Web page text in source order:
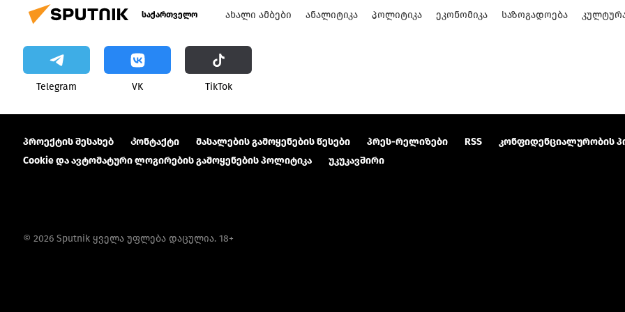
საქართველო ᲐᲮᲐᲚᲘ ᲐᲛᲑᲔᲑᲘ ᲐᲜᲐᲚᲘᲢᲘᲙᲐ ᲞᲝᲚᲘᲢᲘᲙᲐ ᲔᲙᲝᲜᲝᲛᲘᲙᲐ ᲡᲐᲖᲝᲒᲐᲓᲝᲔᲑᲐ
Telegram VK ТikТоk
პროექტის შესახებ Კონტაქტი მასალების გამოყენების წესები პრეს-რელიზები RSS
კონფიდენციალურობის
Cookie და ავტომატური ლოგირების გამოყენების პოლიტიკა
უკუკავშირი
© 2026 Sputnik ყველა უფლება დაცულია. 18+